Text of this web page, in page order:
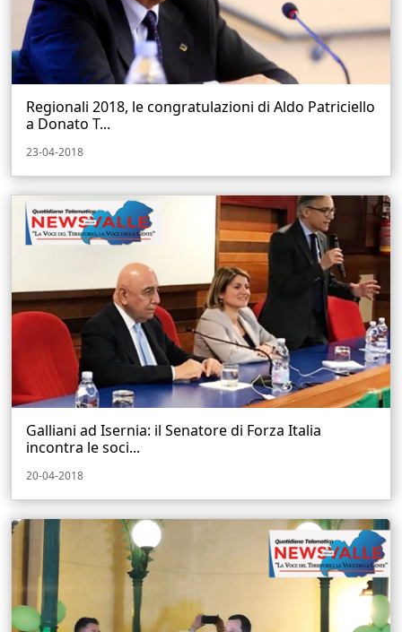
Regionali 2018, le congratulazioni di Aldo Patriciello
a Donato T...
23-04-2018
Galliani ad Isernia: il Senatore di Forza Italia
incontra le soci...
20-04-2018